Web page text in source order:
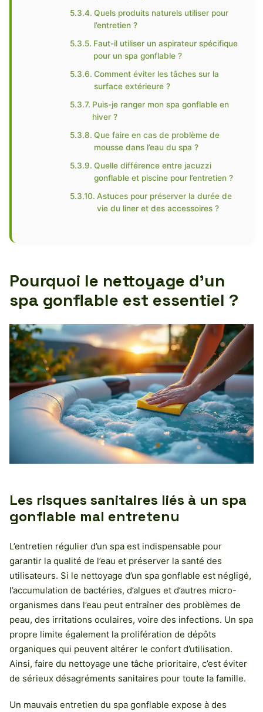
Quels produits naturels utiliser pour
l’entretien ?
Faut-il utiliser un aspirateur spécifique
pour un spa gonflable ?
Comment éviter les tâches sur la
surface extérieure ?
Puis-je ranger mon spa gonflable en
hiver ?
Que faire en cas de problème de
mousse dans l’eau du spa ?
Quelle différence entre jacuzzi
gonflable et piscine pour l’entretien ?
Astuces pour préserver la durée de
vie du liner et des accessoires ?
Pourquoi le nettoyage d’un
spa gonflable est essentiel ?
Les risques sanitaires liés à un spa
gonflable mal entretenu
L’entretien régulier d’un spa est indispensable pour
garantir la qualité de l’eau et préserver la santé des
utilisateurs. Si le nettoyage d’un spa gonflable est négligé,
l’accumulation de bactéries, d’algues et d’autres micro-
organismes dans l’eau peut entraîner des problèmes de
peau, des irritations oculaires, voire des infections. Un spa
propre limite également la prolifération de dépôts
organiques qui peuvent altérer le confort d’utilisation.
Ainsi, faire du nettoyage une tâche prioritaire, c’est éviter
de sérieux désagréments sanitaires pour toute la famille.
Un mauvais entretien du spa gonflable expose à des